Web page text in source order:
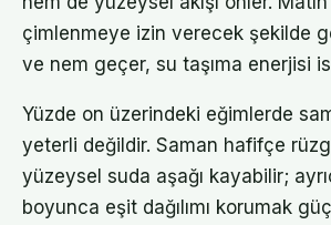
çimlenmeye izin verecek şekilde
ve nem geçer, su taşıma enerjisi
Yüzde on üzerindeki eğimlerde
yeterli değildir. Saman hafifçe
yüzeysel suda aşağı kayabilir;
boyunca eşit dağılımı korumak